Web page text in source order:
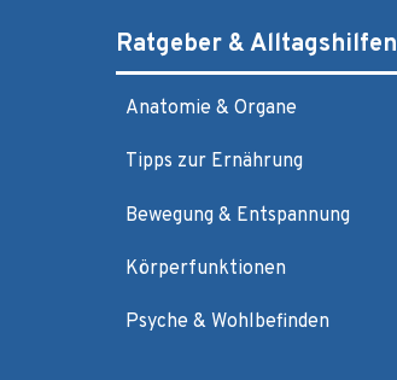
Ratgeber & Alltagshilfen
Anatomie & Organe
Tipps zur Ernährung
Bewegung & Entspannung
Körperfunktionen
Psyche & Wohlbefinden